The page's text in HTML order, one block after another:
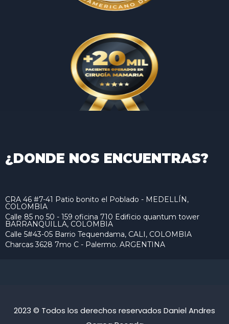
¿DONDE NOS ENCUENTRAS?
CRA 46 #7-41 Patio bonito el Poblado - MEDELLÍN,
COLOMBIA
Calle 85 no 50 - 159 oficina 710 Edificio quantum tower
BARRANQUILLA, COLOMBIA
Calle 5#43-05 Barrio Tequendama, CALI, COLOMBIA
Charcas 3628 7mo C - Palermo. ARGENTINA
2023 © Todos los derechos reservados Daniel Andres